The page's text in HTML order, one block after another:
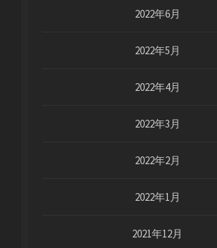
2022年6月
2022年5月
2022年4月
2022年3月
2022年2月
2022年1月
2021年12月